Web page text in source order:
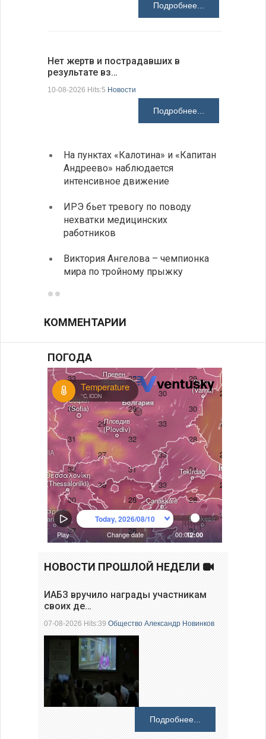
Подробнее...
Нет жертв и пострадавших в
результате вз…
10-08-2026 Hits:5 Новости
Подробнее...
На пунктах «Калотина» и «Капитан
Андреево» наблюдается
интенсивное движение
ИРЭ бьет тревогу по поводу
нехватки медицинских
работников
Виктория Ангелова – чемпионка
мира по тройному прыжку
КОММЕНТАРИИ
ПОГОДА
НОВОСТИ ПРОШЛОЙ НЕДЕЛИ
ИАБЗ вручило награды участникам
своих де…
07-08-2026 Hits:39Общество Александр Новинков
Подробнее...